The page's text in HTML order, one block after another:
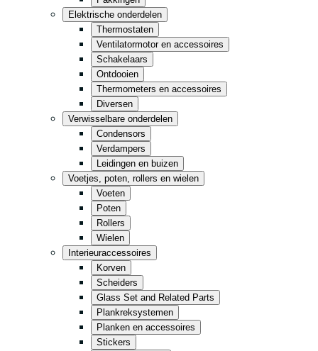
Gemak
Retail
Alles in zwart
Keuken
Opslag
Fastfood
Elektrische onderdelen
Thermostaten
Ventilatormotor en accessoires
Schakelaars
Ontdooien
Thermometers en accessoires
Diversen
Verwisselbare onderdelen
Condensors
Verdampers
Leidingen en buizen
Voetjes, poten, rollers en wielen
Voeten
Poten
Rollers
Wielen
Interieuraccessoires
Korven
Scheiders
Glass Set and Related Parts
Plankreksystemen
Planken en accessoires
Stickers